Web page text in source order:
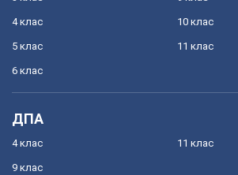
4 клас
5 клас
6 клас
10 клас
11 клас
ДПА
4 клас
9 клас
11 клас